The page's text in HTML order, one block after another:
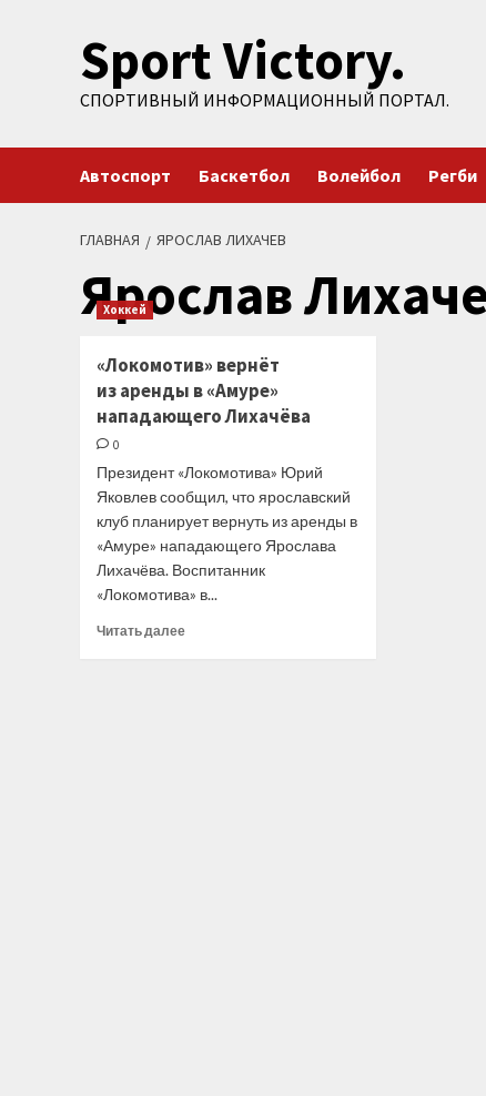
содержимомуSport Victory.
СПОРТИВНЫЙ ИНФОРМАЦИОННЫЙ ПОРТАЛ.
Автоспорт Баскетбол Волейбол Регби
ГЛАВНАЯ ЯРОСЛАВ ЛИХАЧЕВ
Ярослав
Хоккей
«Локомотив» вернёт
из аренды в «Амуре»
нападающего Лихачёва
0
Президент «Локомотива» Юрий
Яковлев сообщил, что ярославский
клуб планирует вернуть из аренды в
«Амуре» нападающего Ярослава
Лихачёва. Воспитанник
«Локомотива» в...
Читать далееПрочитать